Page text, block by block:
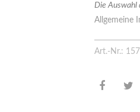
Die Auswahl
Allgemeine
Art.-Nr.: